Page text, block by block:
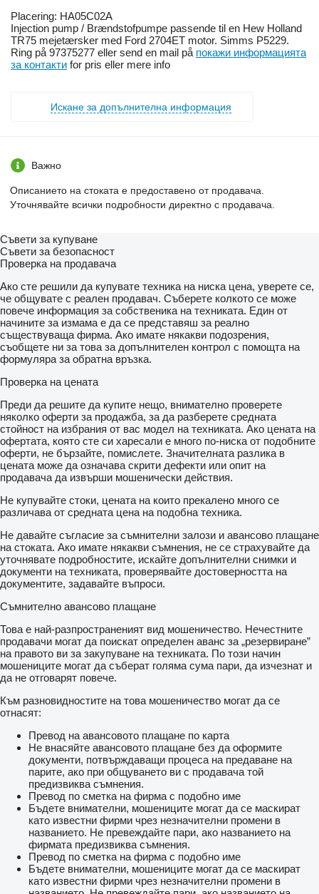
Placering: HA05C02A
Injection pump / Brændstofpumpe passende til en Hew Holland
TR75 mejetærsker med Ford 2704ET motor. Simms P5229.
Ring på 97375277 eller send en mail på покажи информацията
за контакти for pris eller mere info
Искане за допълнителна информация
Важно
Описанието на стоката е предоставено от продавача.
Уточнявайте всички подробности директно с продавача.
Съвети за купуване
Съвети за безопасност
Проверка на продавача
Ако сте решили да купувате техника на ниска цена, уверете се,
че общувате с реален продавач. Съберете колкото се може
повече информация за собственика на техниката. Един от
начините за измама е да се представяш за реално
съществуваща фирма. Ако имате някакви подозрения,
съобщете ни за това за допълнителен контрол с помощта на
формуляра за обратна връзка.
Проверка на цената
Преди да решите да купите нещо, внимателно проверете
няколко оферти за продажба, за да разберете средната
стойност на избрания от вас модел на техниката. Ако цената на
офертата, която сте си харесали е много по-ниска от подобните
оферти, не бързайте, помислете. Значителната разлика в
цената може да означава скрити дефекти или опит на
продавача да извърши мошенически действия.
Не купувайте стоки, цената на които прекалено много се
различава от средната цена на подобна техника.
Не давайте съгласие за съмнителни залози и авансово плащане
на стоката. Ако имате някакви съмнения, не се страхувайте да
уточнявате подробностите, искайте допълнителни снимки и
документи на техниката, проверявайте достоверността на
документите, задавайте въпроси.
Съмнително авансово плащане
Това е най-разпространеният вид мошеничество. Нечестните
продавачи могат да поискат определен аванс за „резервиране”
на правото ви за закупуване на техниката. По този начин
мошениците могат да съберат голяма сума пари, да изчезнат и
да не отговарят повече.
Към разновидностите на това мошеничество могат да се
отнасят:
Превод на авансовото плащане по карта
Не внасяйте авансовото плащане без да оформите
документи, потвърждаващи процеса на предаване на
парите, ако при общуването ви с продавача той
предизвиква съмнения.
Превод по сметка на фирма с подобно име
Бъдете внимателни, мошениците могат да се маскират
като известни фирми чрез незначителни промени в
названието. Не превеждайте пари, ако названието на
фирмата предизвиква съмнения.
Превод по сметка на фирма с подобно име
Бъдете внимателни, мошениците могат да се маскират
като известни фирми чрез незначителни промени в